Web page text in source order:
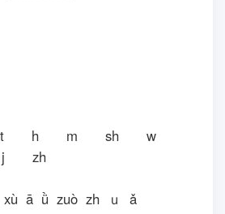
t h m sh w
zh
xù ā ǜ zuò zh ｕ ǎ